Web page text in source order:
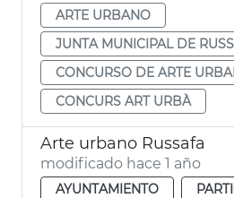
ARTE URBANO
JUNTA MUNICIPAL DE
CONCURSO DE ARTE
CONCURS ART URBÀ
Arte urbano Russafa
modificado hace 1 año
AYUNTAMIENTO